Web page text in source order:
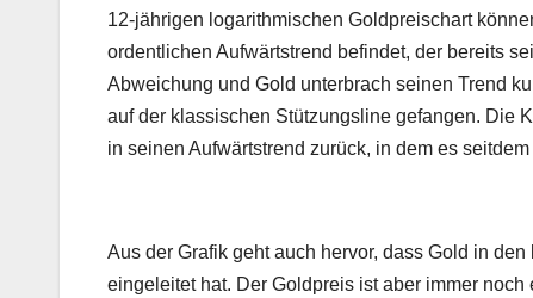
12-jährigen logarithmischen Goldpreischart
ordentlichen Aufwärtstrend befindet, der bereits
Abweichung und Gold unterbrach seinen Trend
auf der klassischen Stützungsline gefangen. Die
in seinen Aufwärtstrend zurück, in dem es
Aus der Grafik geht auch hervor, dass Gold in
eingeleitet hat. Der Goldpreis ist aber immer